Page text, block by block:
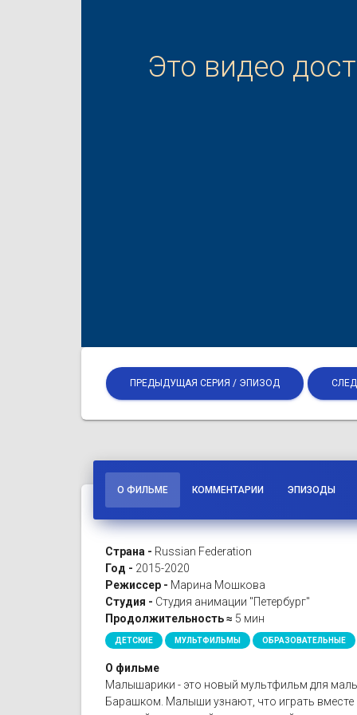
Это видео
ПРЕДЫДУЩАЯ СЕРИЯ / ЭПИЗОД
О ФИЛЬМЕ КОММЕНТАРИИ ЭПИЗОДЫ
Страна - Russian Federation
Год - 2015-2020
Режиссер - Марина Мошкова
Студия - Студия анимации "Петербург"
Продолжительность ≈ 5 мин
ДЕТСКИЕ МУЛЬТФИЛЬМЫ ОБРАЗОВАТЕЛЬНЫЕ
О фильме
Малышарики - это новый мультфильм для
Барашком. Малыши узнают, что играть